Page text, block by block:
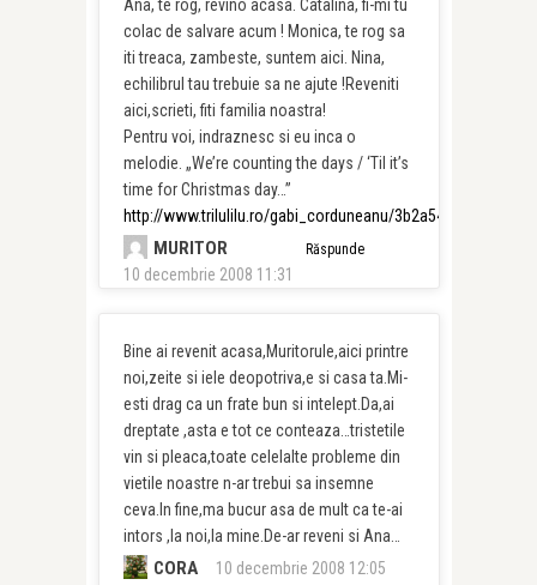
Ana, te rog, revino acasa. Catalina, fi-mi tu
colac de salvare acum ! Monica, te rog sa
iti treaca, zambeste, suntem aici. Nina,
echilibrul tau trebuie sa ne ajute !Reveniti
aici,scrieti, fiti familia noastra!
Pentru voi, indraznesc si eu inca o
melodie. „We’re counting the days / ‘Til it’s
time for Christmas day…”
http://www.trilulilu.ro/gabi_corduneanu/3b2a54a349dd17
MURITOR
10 decembrie 2008 11:31
Răspunde
Bine ai revenit acasa,Muritorule,aici printre
noi,zeite si iele deopotriva,e si casa ta.Mi-
esti drag ca un frate bun si intelept.Da,ai
dreptate ,asta e tot ce conteaza…tristetile
vin si pleaca,toate celelalte probleme din
vietile noastre n-ar trebui sa insemne
ceva.In fine,ma bucur asa de mult ca te-ai
intors ,la noi,la mine.De-ar reveni si Ana…
CORA 10 decembrie 2008 12:05